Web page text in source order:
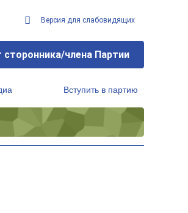
Версия для слабовидящих
члена Партии
Вступить в партию